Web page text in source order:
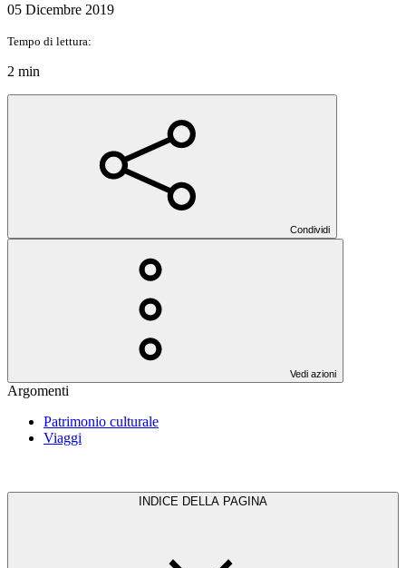
05 Dicembre 2019
Tempo di lettura:
2 min
Condividi
Vedi azioni
Argomenti
Patrimonio culturale
Viaggi
INDICE DELLA PAGINA